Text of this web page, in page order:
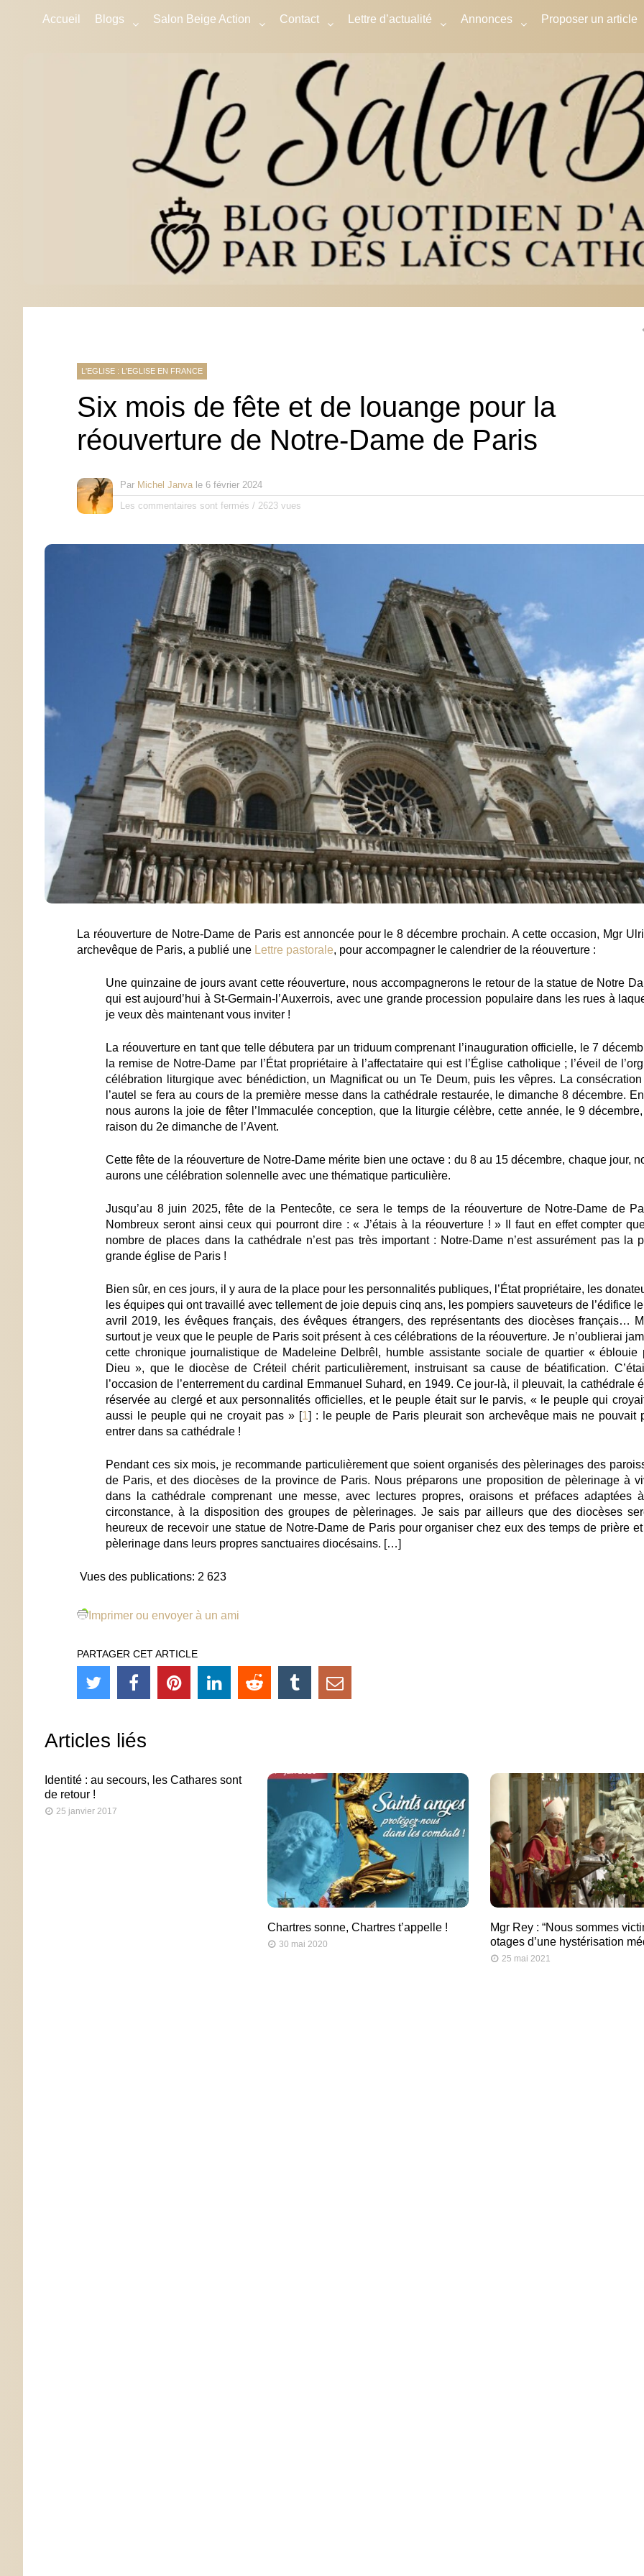
Accueil Blogs Salon Beige Action Contact Lettre d’actualité Annonces Proposer un article
L'EGLISE : L'EGLISE EN FRANCE
Six mois de fête et de louange pour la
réouverture de Notre-Dame de Paris
Par Michel Janva le 6 février 2024
Les commentaires sont fermés / 2623 vues
La réouverture de Notre-Dame de Paris est annoncée pour le 8 décembre prochain. A cette occasion, Mgr
archevêque de Paris, a publié une Lettre pastorale, pour accompagner le calendrier de la réouverture :
Une quinzaine de jours avant cette réouverture, nous accompagnerons le retour de la statue de Notre
qui est aujourd’hui à St-Germain-l’Auxerrois, avec une grande procession populaire dans les rues à
je veux dès maintenant vous inviter !
La réouverture en tant que telle débutera par un triduum comprenant l’inauguration officielle, le 7
la remise de Notre-Dame par l’État propriétaire à l’affectataire qui est l’Église catholique ; l’éveil de
célébration liturgique avec bénédiction, un Magnificat ou un Te Deum, puis les vêpres. La
l’autel se fera au cours de la première messe dans la cathédrale restaurée, le dimanche 8 décembre.
nous aurons la joie de fêter l’Immaculée conception, que la liturgie célèbre, cette année, le 9
raison du 2e dimanche de l’Avent.
Cette fête de la réouverture de Notre-Dame mérite bien une octave : du 8 au 15 décembre, chaque jour,
aurons une célébration solennelle avec une thématique particulière.
Jusqu’au 8 juin 2025, fête de la Pentecôte, ce sera le temps de la réouverture de Notre-Dame de
Nombreux seront ainsi ceux qui pourront dire : « J’étais à la réouverture ! » Il faut en effet compter
nombre de places dans la cathédrale n’est pas très important : Notre-Dame n’est assurément pas la
grande église de Paris !
Bien sûr, en ces jours, il y aura de la place pour les personnalités publiques, l’État propriétaire, les
les équipes qui ont travaillé avec tellement de joie depuis cinq ans, les pompiers sauveteurs de l’édifice
avril 2019, les évêques français, des évêques étrangers, des représentants des diocèses français…
surtout je veux que le peuple de Paris soit présent à ces célébrations de la réouverture. Je n’oublierai
cette chronique journalistique de Madeleine Delbrêl, humble assistante sociale de quartier « éblouie
Dieu », que le diocèse de Créteil chérit particulièrement, instruisant sa cause de béatification.
l’occasion de l’enterrement du cardinal Emmanuel Suhard, en 1949. Ce jour-là, il pleuvait, la cathédrale
réservée au clergé et aux personnalités officielles, et le peuple était sur le parvis, « le peuple qui
aussi le peuple qui ne croyait pas »[1] : le peuple de Paris pleurait son archevêque mais ne pouvait
entrer dans sa cathédrale !
Pendant ces six mois, je recommande particulièrement que soient organisés des pèlerinages des
de Paris, et des diocèses de la province de Paris. Nous préparons une proposition de pèlerinage à
dans la cathédrale comprenant une messe, avec lectures propres, oraisons et préfaces adaptées
circonstance, à la disposition des groupes de pèlerinages. Je sais par ailleurs que des diocèses
heureux de recevoir une statue de Notre-Dame de Paris pour organiser chez eux des temps de prière
pèlerinage dans leurs propres sanctuaires diocésains. […]
Vues des publications: 2 623
Imprimer ou envoyer à un ami
PARTAGER CET ARTICLE
Articles liés
Identité : au secours, les Cathares sont
de retour !
25 janvier 2017
Chartres sonne, Chartres t’appelle !
30 mai 2020
Mgr Rey : “Nous sommes
otages d’une hystérisation
25 mai 2021